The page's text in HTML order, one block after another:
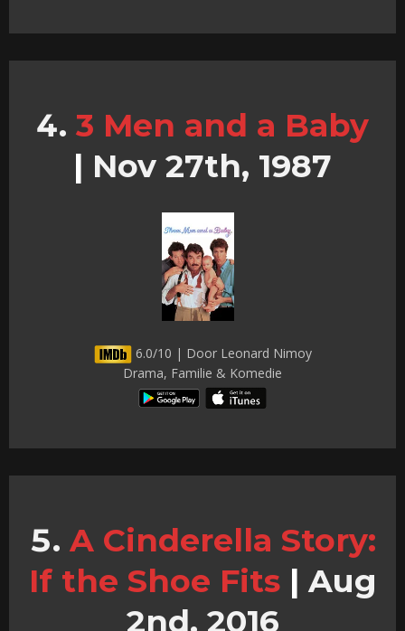
3 Men and a Baby
| Nov 27th, 1987
6.0/10 | Door Leonard Nimoy
Drama, Familie & Komedie
A Cinderella Story:
If the Shoe Fits | Aug
2nd, 2016